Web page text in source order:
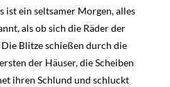
ist ein seltsamer Morgen, alles
als ob sich die Räder der
Blitze schießen durch die
der Häuser, die Scheiben
ihren Schlund und schluckt